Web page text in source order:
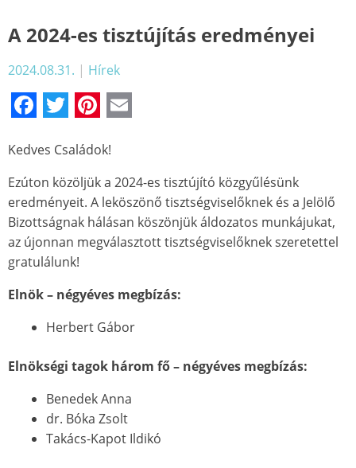
A 2024-es tisztújítás eredményei
2024.08.31. | Hírek
Facebook
TwitterPinterest
Kedves Családok!
Ezúton közöljük a 2024-es tisztújító közgyűlésünk
eredményeit. A leköszönő tisztségviselőknek és a Jelölő
Bizottságnak hálásan köszönjük áldozatos munkájukat,
az újonnan megválasztott tisztségviselőknek szeretettel
gratulálunk!
Elnök – négyéves megbízás:
Herbert Gábor
Elnökségi tagok három fő – négyéves megbízás:
Benedek Anna
dr. Bóka Zsolt
Takács-Kapot Ildikó